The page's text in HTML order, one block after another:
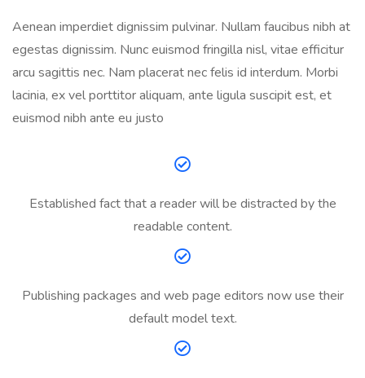
Aenean imperdiet dignissim pulvinar. Nullam faucibus nibh at
egestas dignissim. Nunc euismod fringilla nisl, vitae efficitur
arcu sagittis nec. Nam placerat nec felis id interdum. Morbi
lacinia, ex vel porttitor aliquam, ante ligula suscipit est, et
euismod nibh ante eu justo
Established fact that a reader will be distracted by the
readable content.
Publishing packages and web page editors now use their
default model text.